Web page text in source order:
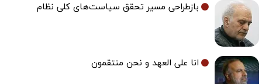
بازطراحی مسیر تحقق سیاست‌های کلی نظام
انا علی العهد و نحن منتقمون